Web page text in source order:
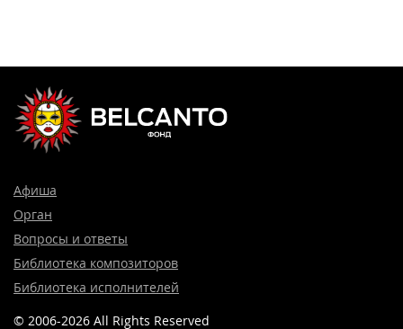
Афиша
Орган
Вопросы и ответы
Библиотека композиторов
Библиотека исполнителей
© 2006-2026 All Rights Reserved